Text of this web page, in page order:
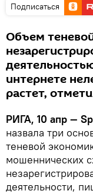
Подписаться
Объем
интернете
растет,
РИГА, 10 апр —
назвала три
теневой
мошеннических
деятельности,